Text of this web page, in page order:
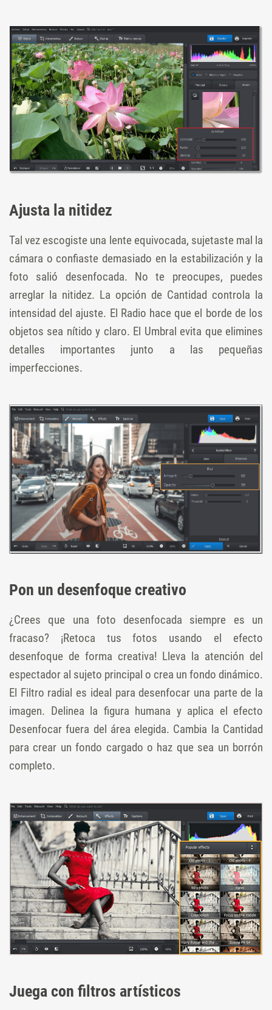
Ajusta la nitidez
Tal vez escogiste una lente equivocada, sujetaste mal la
cámara o confiaste demasiado en la estabilización y la
foto salió desenfocada. No te preocupes, puedes
arreglar la nitidez. La opción de Cantidad controla la
intensidad del ajuste. El Radio hace que el borde de los
objetos sea nítido y claro. El Umbral evita que elimines
detalles importantes junto a las pequeñas
imperfecciones.
Pon un desenfoque creativo
¿Crees que una foto desenfocada siempre es un
fracaso? ¡Retoca tus fotos usando el efecto
desenfoque de forma creativa! Lleva la atención del
espectador al sujeto principal o crea un fondo dinámico.
El Filtro radial es ideal para desenfocar una parte de la
imagen. Delinea la figura humana y aplica el efecto
Desenfocar fuera del área elegida. Cambia la Cantidad
para crear un fondo cargado o haz que sea un borrón
completo.
Juega con filtros artísticos